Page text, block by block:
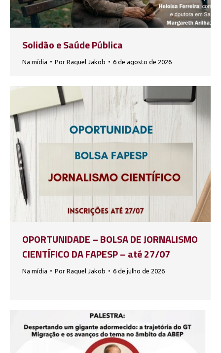
Solidão e Saúde Pública
Na mídia Por Raquel Jakob 6 de agosto de 2026
OPORTUNIDADE – BOLSA DE JORNALISMO
CIENTÍFICO DA FAPESP – até 27/07
Na mídia Por Raquel Jakob 6 de julho de 2026